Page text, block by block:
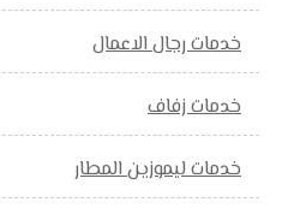
خدمات رجال الاعمال
خدمات زفاف
خدمات ليموزين المطار